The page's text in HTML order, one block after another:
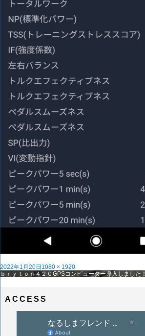
投
稿
2022年1月20日 フ
ル
1080 × 1920
投
ゲ
ｂｒｙｔｏｎ４２０GPSコンピューター導入しました！
ACCESS